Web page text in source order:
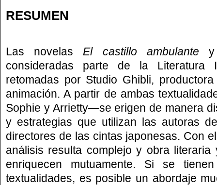
RESUMEN
Las novelas El castillo ambulante
consideradas parte de la Literatura
retomadas por Studio Ghibli,
animación. A partir de ambas
Sophie y Arrietty—se erigen de manera
y estrategias que utilizan las autoras
directores de las cintas japonesas. Con
análisis resulta complejo y obra literaria
enriquecen mutuamente. Si se
textualidades, es posible un abordaje